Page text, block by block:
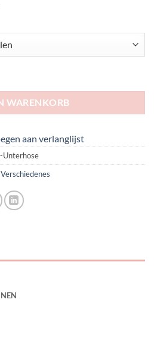
WARENKORB
aan verlanglijst
Unterhose
Verschiedenes